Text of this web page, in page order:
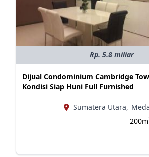
Rp. 5.8 miliar
Dijual Condominium Cambridge
Kondisi Siap Huni Full Furnished
Sumatera Utara,
200m